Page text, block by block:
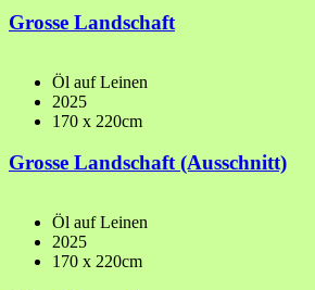
Grosse Landschaft
Öl auf Leinen
2025
170 x 220cm
Grosse Landschaft (Ausschnitt)
Öl auf Leinen
2025
170 x 220cm